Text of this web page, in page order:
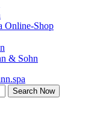
Online-Shop
& Sohn
Search Now